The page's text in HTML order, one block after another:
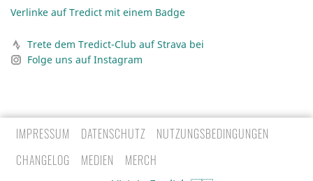
Verlinke auf Tredict mit einem Badge
Trete dem Tredict-Club auf Strava bei
Folge uns auf Instagram
IMPRESSUM DATENSCHUTZ
NUTZUNGSBEDINGUNGEN
CHANGELOG
MEDIEN MERCH